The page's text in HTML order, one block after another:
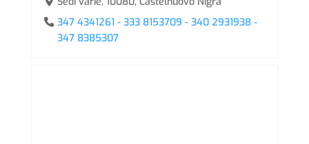
347 4341261 - 333 8153709 - 340 2931938 -
347 8385307